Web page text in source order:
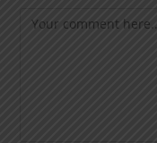
Comment